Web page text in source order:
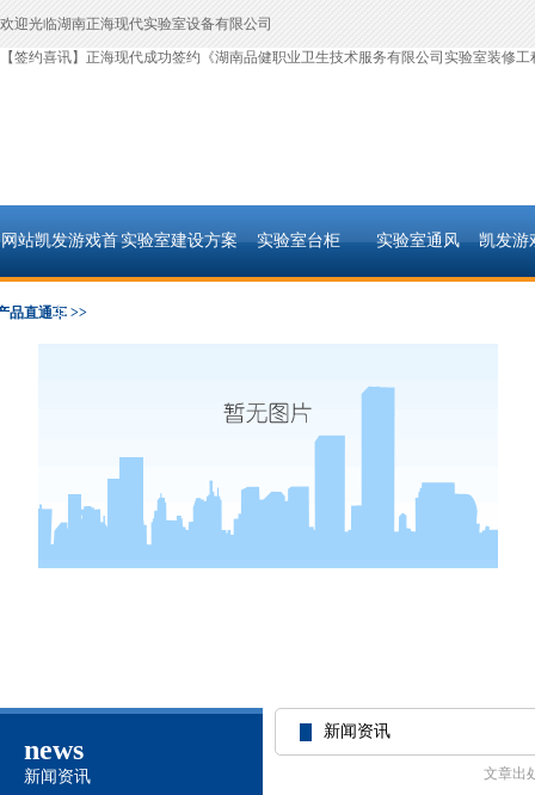
欢迎光临湖南正海现代实验室设备有限公司
【签约喜讯】正海现代成功签约《湖南品健职业卫生技术服务有限公司实验室装修
网站凯发游戏首
页
实验室建设方案 实验室台柜 实验室通风 凯发游
品直通车 >>
news
新闻资讯
新闻资讯
文章出